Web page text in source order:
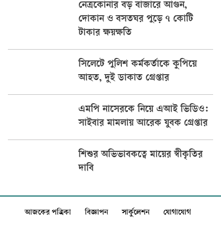
নেত্রকোনার বড় বাজারে আগুন,
দোকান ও বসতঘর পুড়ে ৭ কোটি
টাকার ক্ষয়ক্ষতি
সিলেটে পুলিশ কর্মকর্তাকে কুপিয়ে
আহত, দুই ডাকাত গ্রেপ্তার
এমপি নাসেরকে নিয়ে এআই ভিডিও:
সাইবার মামলায় আরেক যুবক গ্রেপ্তার
শিশুর অভিভাবকত্বে মায়ের স্বীকৃতির
দাবি
আজকের পত্রিকা বিজ্ঞাপন সার্কুলেশন যোগাযোগ